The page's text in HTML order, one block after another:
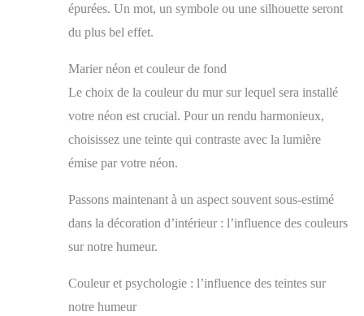
épurées. Un mot, un symbole ou une silhouette seront
du plus bel effet.
Marier néon et couleur de fond
Le choix de la couleur du mur sur lequel sera installé
votre néon est crucial. Pour un rendu harmonieux,
choisissez une teinte qui contraste avec la lumière
émise par votre néon.
Passons maintenant à un aspect souvent sous-estimé
dans la décoration d’intérieur : l’influence des couleurs
sur notre humeur.
Couleur et psychologie : l’influence des teintes sur
notre humeur